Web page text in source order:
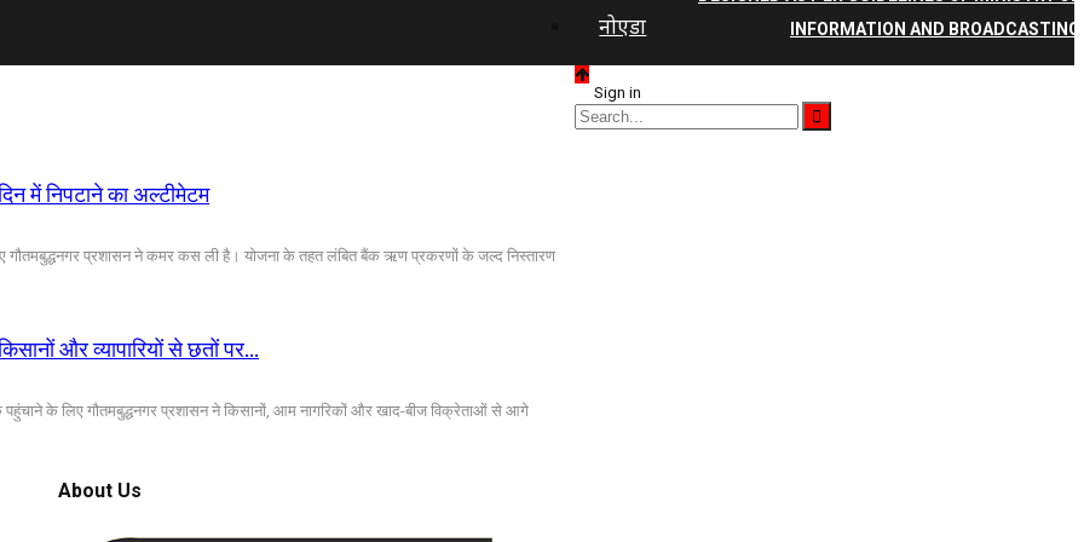
नोएडा
में निपटाने का अल्टीमेटम
गौतमबुद्धनगर प्रशासन ने कमर कस ली है। योजना के तहत लंबित बैंक ऋण प्रकरणों के जल्द निस्तारण
और व्यापारियों से छतों पर…
पहुंचाने के लिए गौतमबुद्धनगर प्रशासन ने किसानों, आम नागरिकों और खाद-बीज विक्रेताओं से आगे
About Us
INFORMATION AND BROADCASTING
Sign in